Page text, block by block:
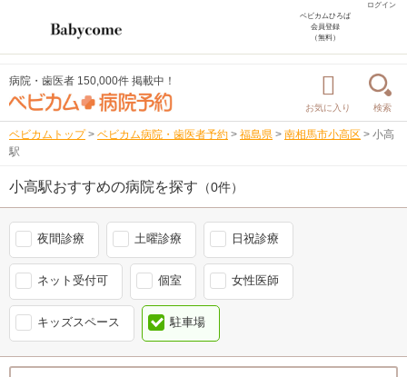
ログイン
ベビカムひろば
会員登録
（無料）
病院・歯医者 150,000件 掲載中！
お気に入り 検索
ベビカムトップ > ベビカム病院・歯医者予約 > 福島県 > 南相馬市小高区 > 小高
駅
小高駅おすすめの病院を探す （0件）
夜間診療 土曜診療 日祝診療
ネット受付可 個室 女性医師
キッズスペース 駐車場